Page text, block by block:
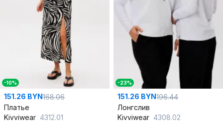
-10%
151.26 BYN168.06
Платье
Kivviwear 4312.01
-23%
151.26 BYN196.44
Лонгслив
Kivviwear 4308.02